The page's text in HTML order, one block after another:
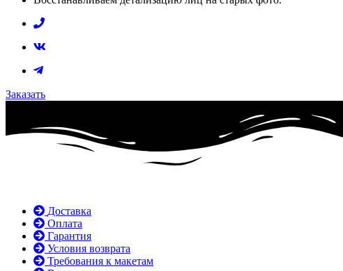
Заказать
Доставка
Оплата
Гарантия
Условия возврата
Требования к макетам